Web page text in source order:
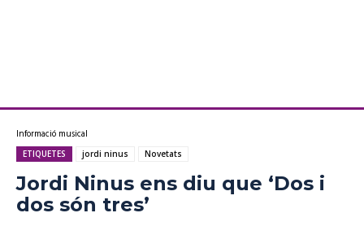
Informació musical
ETIQUETES jordi ninus Novetats
Jordi Ninus ens diu que ‘Dos i
dos són tres’